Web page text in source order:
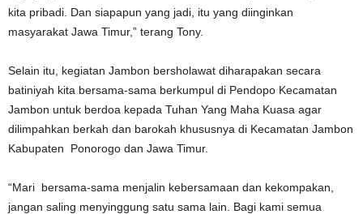
kita pribadi. Dan siapapun yang jadi, itu yang diinginkan
masyarakat Jawa Timur,” terang Tony.
Selain itu, kegiatan Jambon bersholawat diharapakan secara
batiniyah kita bersama-sama berkumpul di Pendopo Kecamatan
Jambon untuk berdoa kepada Tuhan Yang Maha Kuasa agar
dilimpahkan berkah dan barokah khususnya di Kecamatan Jambon
Kabupaten Ponorogo dan Jawa Timur.
“Mari bersama-sama menjalin kebersamaan dan kekompakan,
jangan saling menyinggung satu sama lain. Bagi kami semua